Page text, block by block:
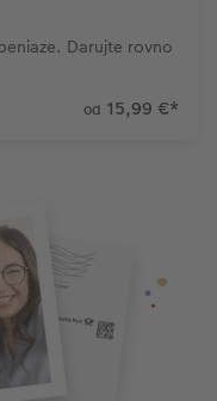
Darujte rovno
od 15,99 €*